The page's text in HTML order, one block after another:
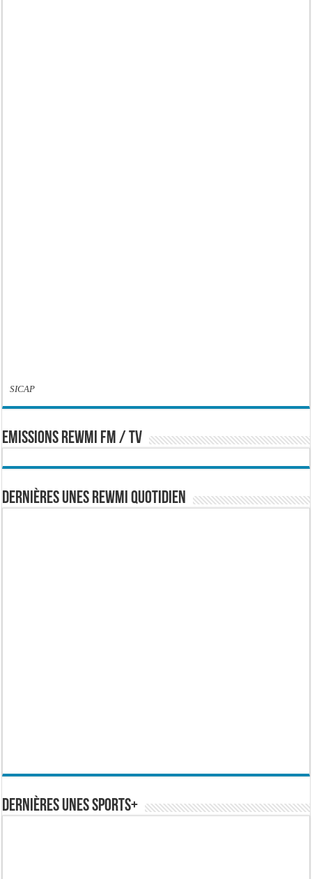
SICAP
EMISSIONS REWMI FM / TV
Dernières Unes Rewmi Quotidien
Dernières Unes Sports+